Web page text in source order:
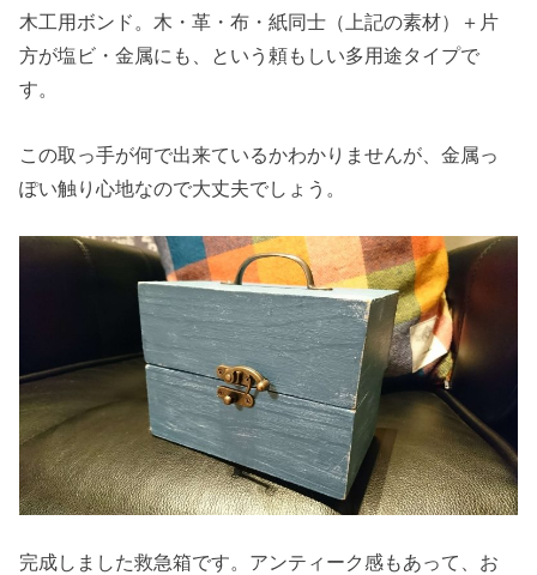
木工用ボンド。木・革・布・紙同士（上記の素材）＋片
方が塩ビ・金属にも、という頼もしい多用途タイプで
す。
この取っ手が何で出来ているかわかりませんが、金属っ
ぽい触り心地なので大丈夫でしょう。
完成しました救急箱です。アンティーク感もあって、お